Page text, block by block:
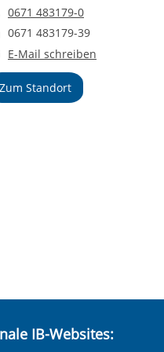
Telefonnummer
0671 483179-0
Faxnummer
0671 483179-39
E-Mail an Jugendhilfe Bad
E-Mail schreiben
Zum Standort
IB-Websites: